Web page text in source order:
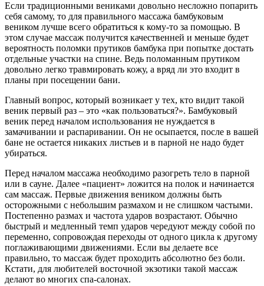
Если традиционными вениками довольно несложно попарить
себя самому, то для правильного массажа бамбуковым
веником лучше всего обратиться к кому-то за помощью. В
этом случае массаж получится качественней и меньше будет
вероятность поломки прутиков бамбука при попытке достать
отдельные участки на спине. Ведь поломанным прутиком
довольно легко травмировать кожу, а вряд ли это входит в
планы при посещении бани.
Главный вопрос, который возникает у тех, кто видит такой
веник первый раз – это «как пользоваться?». Бамбуковый
веник перед началом использования не нуждается в
замачивании и распаривании. Он не осыпается, после в вашей
бане не остается никаких листьев и в парной не надо будет
убираться.
Перед началом массажа необходимо разогреть тело в парной
или в сауне. Далее «пациент» ложится на полок и начинается
сам массаж. Первые движения веником должны быть
осторожными с небольшим размахом и не слишком частыми.
Постепенно размах и частота ударов возрастают. Обычно
быстрый и медленный темп ударов чередуют между собой по
переменно, сопровождая переходы от одного цикла к другому
поглаживающими движениями. Если вы делаете все
правильно, то массаж будет проходить абсолютно без боли.
Кстати, для любителей восточной экзотики такой массаж
делают во многих спа-салонах.